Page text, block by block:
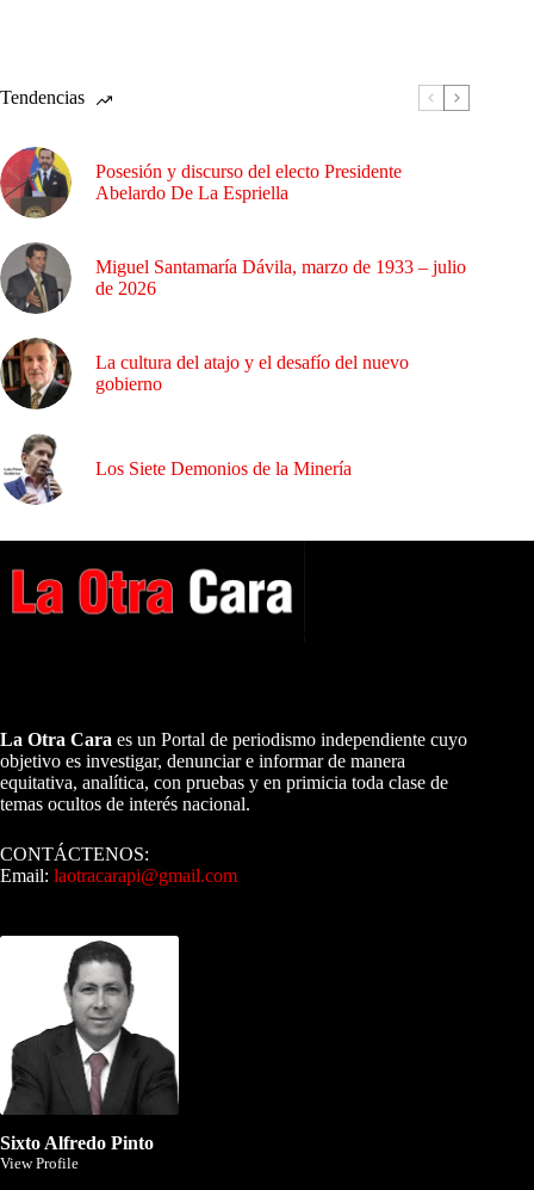
Tendencias
Posesión y discurso del electo Presidente
Abelardo De La Espriella
Miguel Santamaría Dávila, marzo de 1933 – julio
de 2026
La cultura del atajo y el desafío del nuevo
gobierno
Los Siete Demonios de la Minería
La Otra Cara es un Portal de periodismo independiente cuyo
objetivo es investigar, denunciar e informar de manera
equitativa, analítica, con pruebas y en primicia toda clase de
temas ocultos de interés nacional.
CONTÁCTENOS:
Email: laotracarapi@gmail.com
Sixto Alfredo Pinto
View Profile